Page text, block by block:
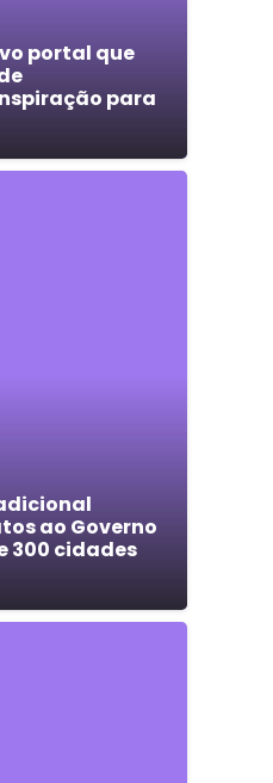
portal que
para
ao Governo
300 cidades